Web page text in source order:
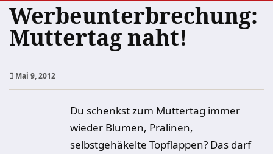
Werbeunterbrechung:
Muttertag naht!
Mai 9, 2012
Du schenkst zum Muttertag immer
wieder Blumen, Pralinen,
selbstgehäkelte Topflappen? Das darf